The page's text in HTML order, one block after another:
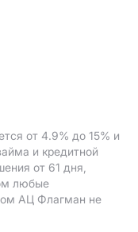
от 4.9% до 15% и
и кредитной
от 61 дня,
любые
АЦ Флагман не